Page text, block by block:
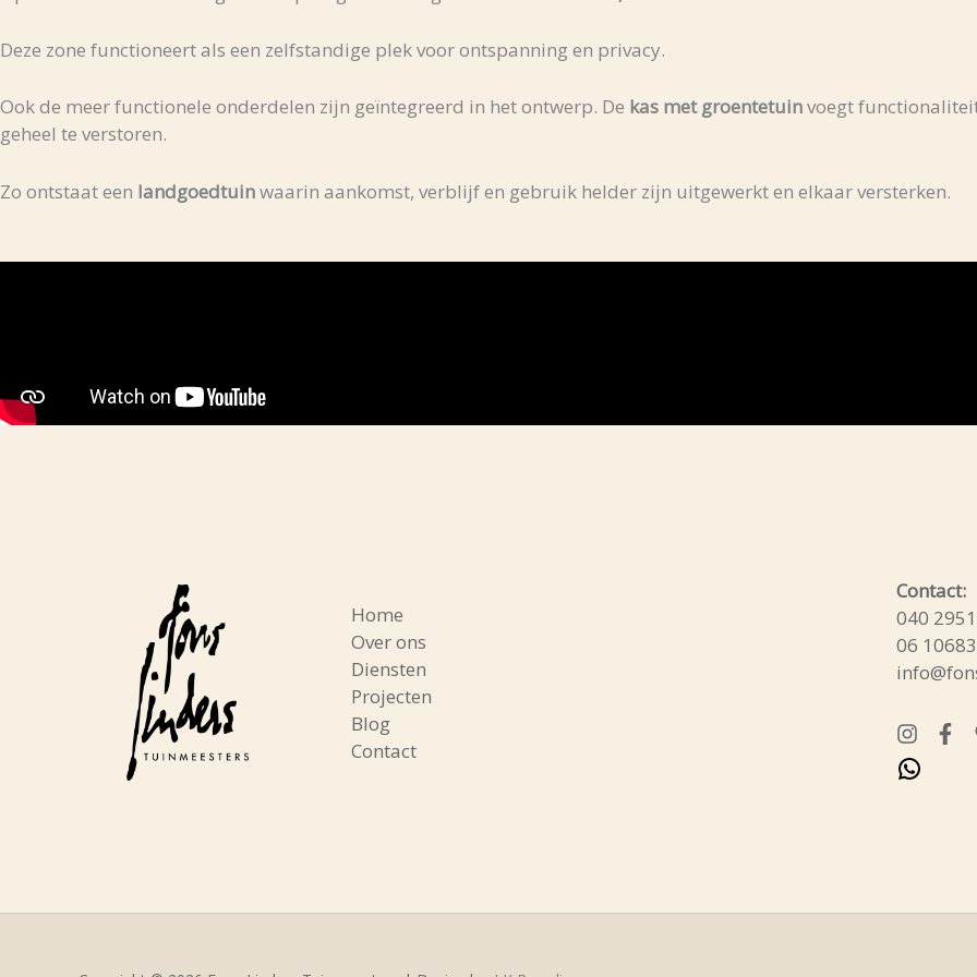
Deze zone functioneert als een zelfstandige plek voor ontspanning en privacy.
Ook de meer functionele onderdelen zijn geïntegreerd in het ontwerp. De kas met groentetuinvoegt
geheel te verstoren.
Zo ontstaat een landgoedtuinwaarin aankomst, verblijf en gebruik helder zijn uitgewerkt en elkaar versterken.
Home
Over ons
Diensten
Projecten
Blog
Contact
Contact:
040
06